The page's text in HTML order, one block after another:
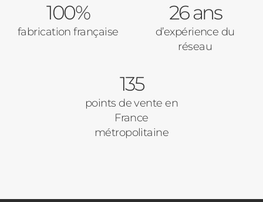
Précédent
Type de logement
100%
fabrication française
26 ans
d’expérience du
réseau
135
points de vente en
France
métropolitaine